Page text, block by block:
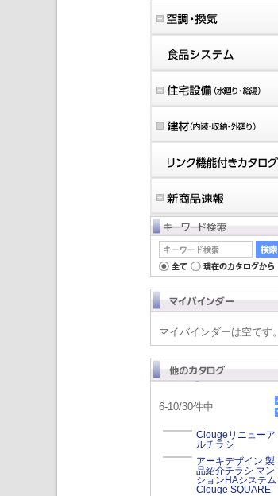
マイバインダーは空です。
6-10/30件中
Clougeリニューア
ルチラシ
アーキデザイン 製
品紹介チラシ マン
ションHAシステム
Clouge SQUARE